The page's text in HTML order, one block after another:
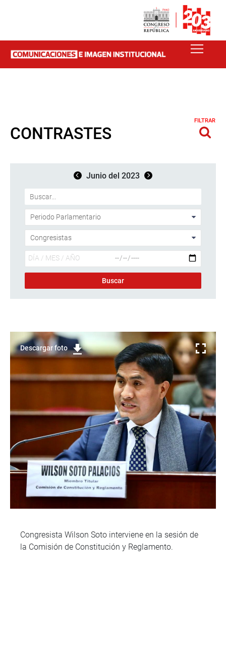
CONTRASTES
FILTRAR
Junio del 2023
Descargar foto
Congresista Wilson Soto interviene en la sesión de
la Comisión de Constitución y Reglamento.